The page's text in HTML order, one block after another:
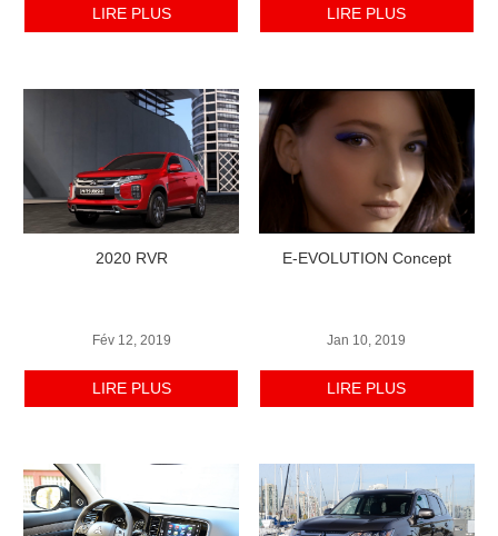
LIRE PLUS
2020 RVR
Fév 12, 2019
LIRE PLUS
LIRE PLUS
E-EVOLUTION Concept
Jan 10, 2019
LIRE PLUS